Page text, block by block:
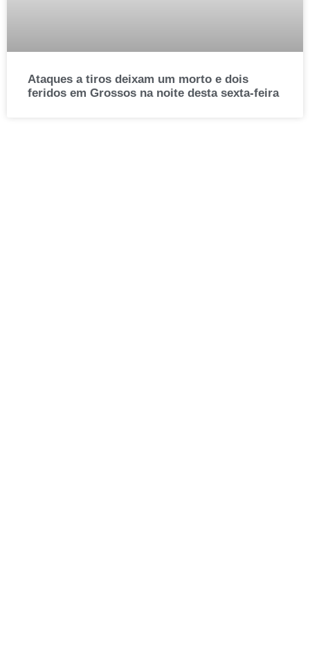
Ataques a tiros deixam um morto e dois
feridos em Grossos na noite desta sexta-feira